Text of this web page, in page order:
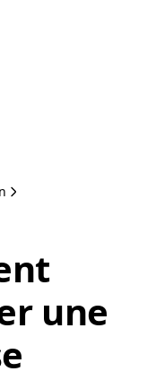
une